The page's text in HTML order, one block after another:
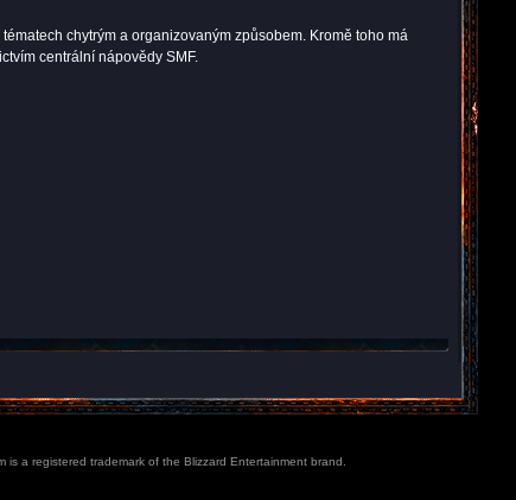
chytrým a organizovaným způsobem. Kromě toho má
centrální nápovědy SMF.
a registered trademark of the Blizzard Entertainment brand.